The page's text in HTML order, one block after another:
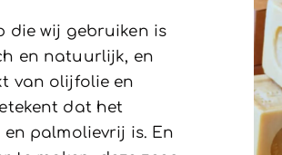
die wij gebruiken is
en natuurlijk, en
van olijfolie en
dat het
palmolievrij is. En